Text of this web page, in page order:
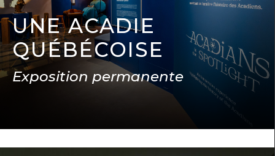
UNE ACADIE
QUÉBÉCOISE
Exposition permanente